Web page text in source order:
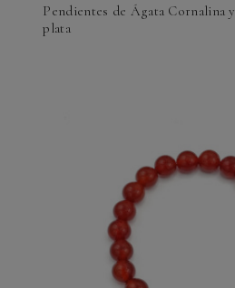
Pendientes de Ágata Cornalina y
plata